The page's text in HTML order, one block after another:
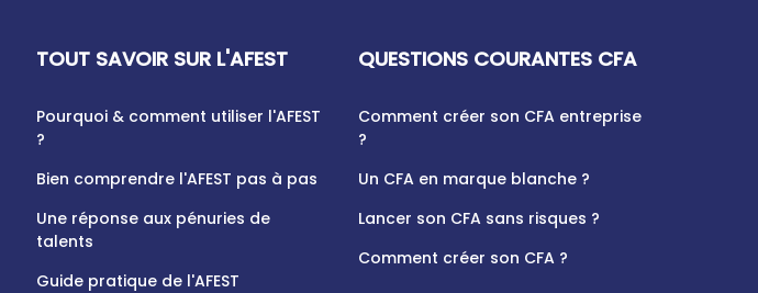
TOUT SAVOIR SUR L'AFEST
Pourquoi & comment utiliser l'AFEST
?
Bien comprendre l'AFEST pas à pas
Une réponse aux pénuries de
talents
Guide pratique de l'AFEST
QUESTIONS COURANTES CFA
Comment créer son CFA entreprise
?
Un CFA en marque blanche ?
Lancer son CFA sans risques ?
Comment créer son CFA ?